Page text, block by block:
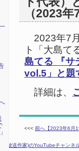
（2023
2023年7
ト「大島て
島てる 『サ
vol.5」と題
詳細は、
<<< 前へ【2023年6月
(放送作家)のYouTubeチャンネ